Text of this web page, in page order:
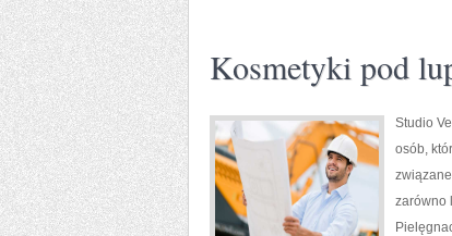
Kosmetyki pod
Studio
osób,
zarówno